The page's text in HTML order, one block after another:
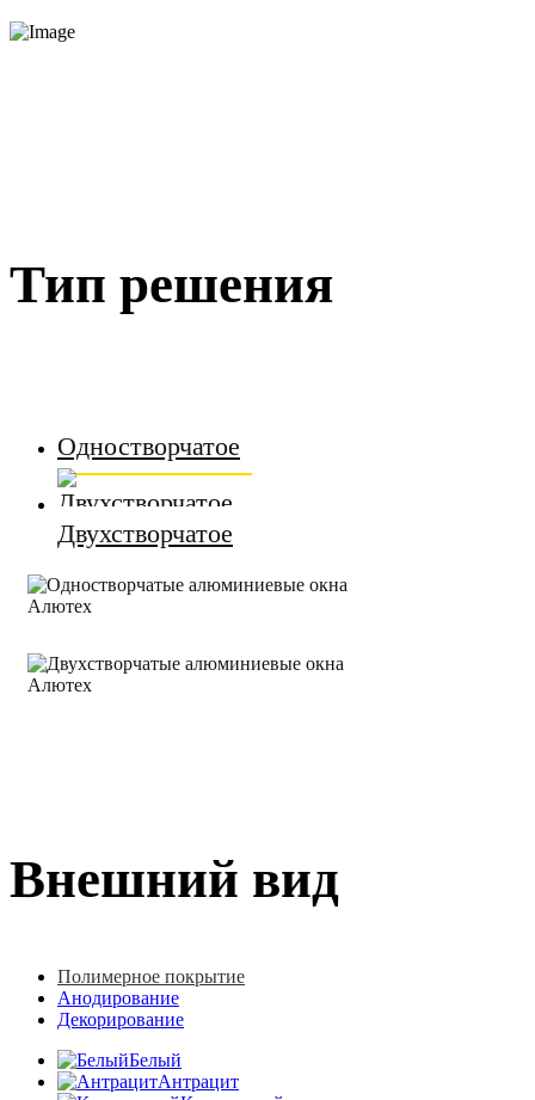
Тип решения
Одностворчатое
Двухстворчатое
Внешний вид
Полимерное покрытие
Анодирование
Декорирование
Белый
Антрацит